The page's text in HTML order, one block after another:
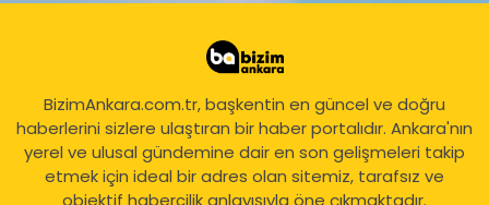
BizimAnkara.com.tr, başkentin en güncel ve doğru
haberlerini sizlere ulaştıran bir haber portalıdır. Ankara'nın
yerel ve ulusal gündemine dair en son gelişmeleri takip
etmek için ideal bir adres olan sitemiz, tarafsız ve
objektif habercilik anlayışıyla öne çıkmaktadır.